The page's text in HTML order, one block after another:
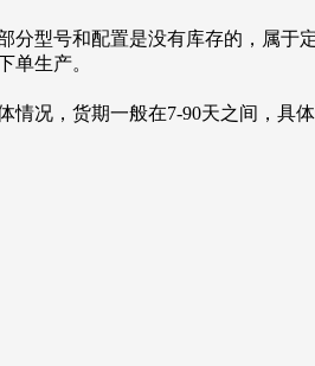
型号和配置是没有库存的，属
单生产。
况，货期一般在7-90天之间，具体